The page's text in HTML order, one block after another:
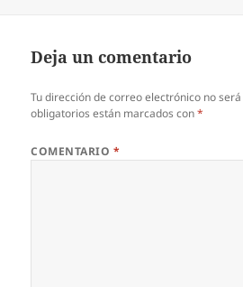
Deja un comentario
Tu dirección de correo electrónico no
obligatorios están marcados con*
COMENTARIO *